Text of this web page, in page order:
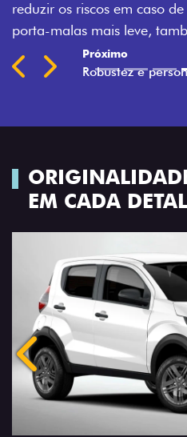
com acabamento em
EM CADA
Anterior